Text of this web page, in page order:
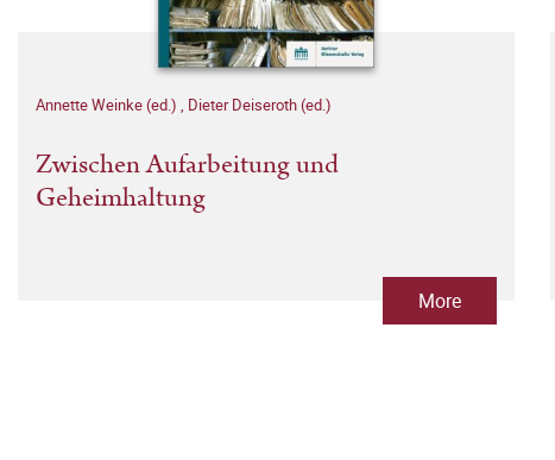
Annette Weinke (ed.) , Dieter Deiseroth (ed.)
Zwischen Aufarbeitung und
Geheimhaltung
More